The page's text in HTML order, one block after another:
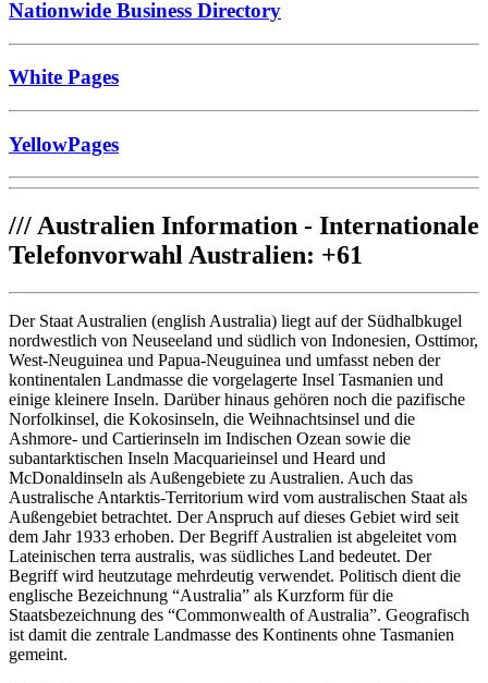
Nationwide Business Directory
White Pages
YellowPages
///Australien Information - Internationale
Telefonvorwahl Australien: +61
Der Staat Australien (english Australia) liegt auf der Südhalbkugel
nordwestlich von Neuseeland und südlich von Indonesien, Osttimor,
West-Neuguinea und Papua-Neuguinea und umfasst neben der
kontinentalen Landmasse die vorgelagerte Insel Tasmanien und
einige kleinere Inseln. Darüber hinaus gehören noch die pazifische
Norfolkinsel, die Kokosinseln, die Weihnachtsinsel und die
Ashmore- und Cartierinseln im Indischen Ozean sowie die
subantarktischen Inseln Macquarieinsel und Heard und
McDonaldinseln als Außengebiete zu Australien. Auch das
Australische Antarktis-Territorium wird vom australischen Staat als
Außengebiet betrachtet. Der Anspruch auf dieses Gebiet wird seit
dem Jahr 1933 erhoben. Der Begriff Australien ist abgeleitet vom
Lateinischen terra australis, was südliches Land bedeutet. Der
Begriff wird heutzutage mehrdeutig verwendet. Politisch dient die
englische Bezeichnung “Australia” als Kurzform für die
Staatsbezeichnung des “Commonwealth of Australia”. Geografisch
ist damit die zentrale Landmasse des Kontinents ohne Tasmanien
gemeint.